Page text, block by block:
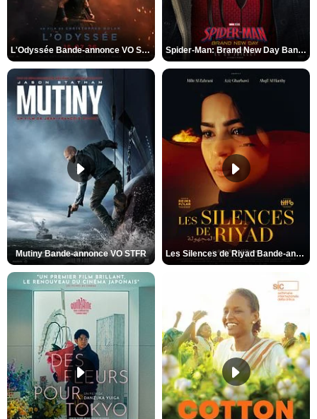
L'Odyssée Bande-annonce VO STFR Spider-Man: Brand New Day Bande-annonce VO STFR
Mutiny Bande-annonce VO STFR Les Silences de Riyad Bande-annonce VO STFR